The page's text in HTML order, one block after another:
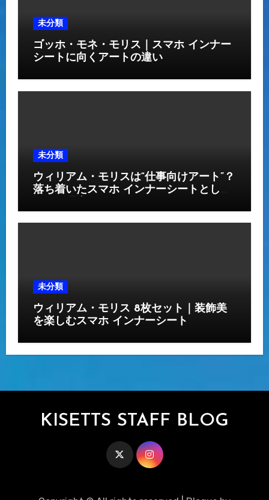
未分類
ゴッホ・モネ・モリス｜スマホ インナー
シートに向くアートの違い
未分類
ウィリアム・モリスは“仕事向けアート”？
落ち着いたスマホ インナーシートとして
未分類
ウィリアム・モリス 8枚セット｜装飾美
を楽しむスマホ インナーシート
KISETTS STAFF BLOG